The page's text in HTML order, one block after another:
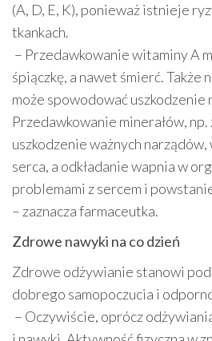
(A, D, E, K), ponieważ istnieje
tkankach.
– Przedawkowanie witaminy A
śpiączkę, a nawet śmierć. Także
może spowodować uszkodzenie
Przedawkowanie minerałów,
uszkodzenie ważnych
serca, a odkładanie wapnia w
problemami z sercem i
– zaznacza farmaceutka.
Zdrowe nawyki na co dzień
Zdrowe odżywianie stanowi
dobrego samopoczucia i
– Oczywiście, oprócz